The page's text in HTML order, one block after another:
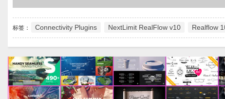
标签： Connectivity Plugins NextLimit RealFlow v10 Realflow